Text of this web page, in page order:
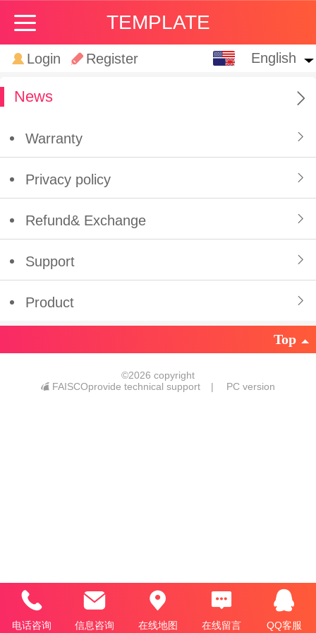
TEMPLATE
Login Register English
English
News
Warranty
Privacy policy
Refund& Exchange
Support
Product
Top
©2026 copyright
FAISCOprovide technical support
| PC version
电话咨询 信息咨询 在线地图 在线留言 QQ客服